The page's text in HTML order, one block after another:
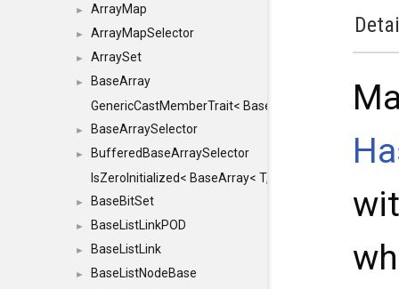
► ArrayMap
► ArrayMapSelector
► ArraySet
►
BaseArray
GenericCastMemberTrait< BaseArray< TO >,
► BaseArraySelector
►
BufferedBaseArraySelector
IsZeroInitialized< BaseArray< T, MINCHUNKSIZE,
► BaseBitSet
► BaseListLinkPOD
► BaseListLink
►
BaseListNodeBase